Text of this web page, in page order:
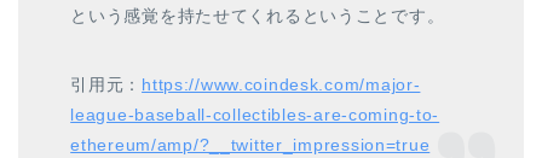
という感覚を持たせてくれるということです。
引用元： https://www.coindesk.com/major-
league-baseball-collectibles-are-coming-to-
ethereum/amp/?__twitter_impression=true